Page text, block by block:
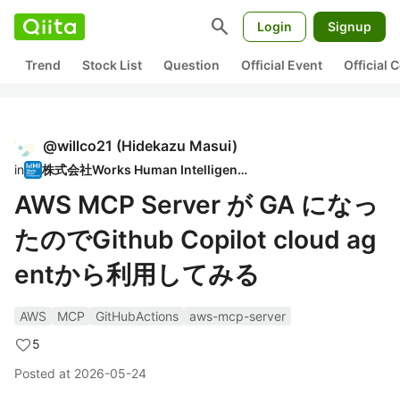
search Login Signup
Trend Stock List Question Official Event Official
@willco21 (Hidekazu Masui)
in 株式会社Works Human Intelligence
AWS MCP Server が GA になっ
たのでGithub Copilot cloud ag
entから利用してみる
AWS MCP GitHubActions
aws-mcp-server
5
Posted at 2026-05-24